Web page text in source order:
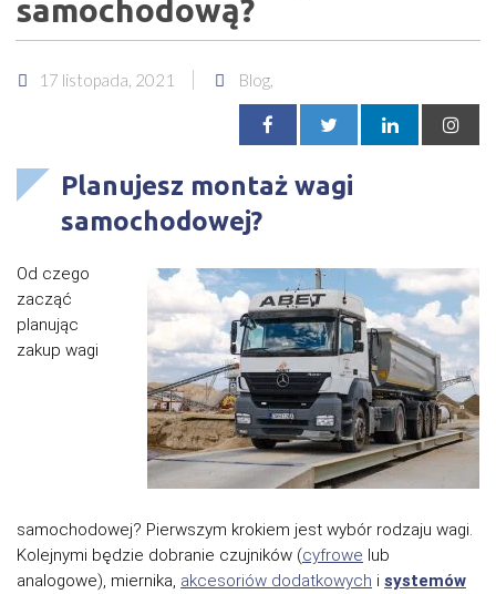
samochodową?
17 listopada, 2021 Blog,
Planujesz montaż wagi
samochodowej?
Od czego
zacząć
planując
zakup wagi
samochodowej? Pierwszym krokiem jest wybór rodzaju wagi.
Kolejnymi będzie dobranie czujników (cyfrowe lub
analogowe), miernika, akcesoriów dodatkowych i systemów